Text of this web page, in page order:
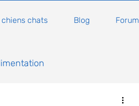
chats Blog Forum